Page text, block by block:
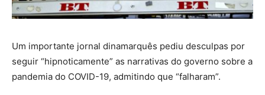
Um importante jornal dinamarquês pediu desculpas por
seguir “hipnoticamente” as narrativas do governo sobre a
pandemia do COVID-19, admitindo que “falharam”.